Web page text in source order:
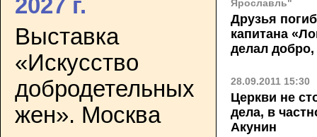
2027 г.
Выставка
«Искусство
добродетельных
жен». Москва
Ярославль"
Друзья
капитана
делал
28.09.2011 15:30
Церкви не
дела, в
Акунин